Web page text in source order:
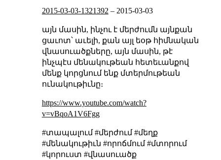
2015-03-03-1321392 – 2015-03-03
այն մասին, ինչու է մերժումն այնքան
ցաւոտ՝ աւելի, քան այլ եօթ հիմնական
վնասուածքները, այն մասին, թէ
ինչպէս մենակութեան հետեւանքով
մենք կորցնում ենք մտերմութեան
ունակութիւնը։
https://www.youtube.com/watch?
v=vBqoA1V6Fgg
#տապալում #մերժում #մեղք
#մենակութիւն #որոճմում #մտորում
#կորուստ #վնասուածք